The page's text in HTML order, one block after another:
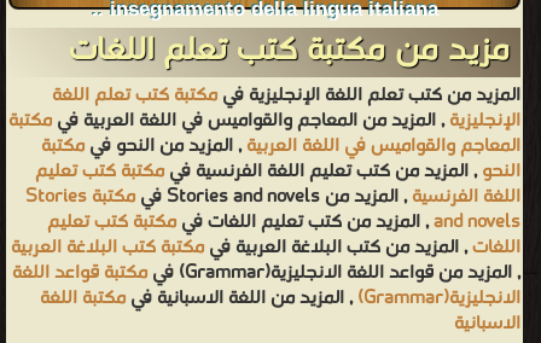
insegnamento della lingua italiana ..
مزيد من مكتبة كتب تعلم اللغات
المزيد من كتب تعلم اللغة الإنجليزية فيمكتبة كتب تعلم اللغة
الإنجليزية, المزيد من المعاجم والقواميس في اللغة العربية فيمكتبة
المعاجم والقواميس في اللغة العربية, المزيد من النحو فيمكتبة
النحو, المزيد من كتب تعليم اللغة الفرنسية فيمكتبة كتب تعليم
اللغة الفرنسية, المزيد من Stories and novels في مكتبة Stories
and novels, المزيد من كتب تعليم اللغات فيمكتبة كتب تعليم
اللغات, المزيد من كتب البلاغة العربية فيمكتبة كتب البلاغة العربية
, المزيد من قواعد اللغة الانجليزية(Grammar) في مكتبة قواعد اللغة
الانجليزية(Grammar) , المزيد من اللغة الاسبانية فيمكتبة اللغة
الاسبانية